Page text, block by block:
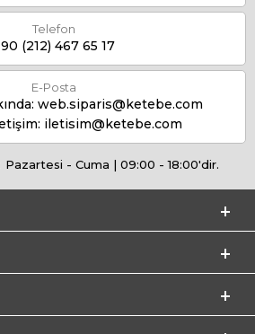
Telefon
(212) 467 65 17
E-Posta
web.siparis@ketebe.com
iletisim@ketebe.com
Pazartesi - Cuma | 09:00 - 18:00'dir.